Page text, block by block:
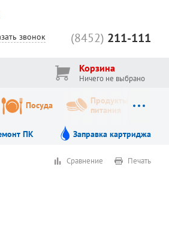
(8452) 211-111
звонок
Корзина
Ничего не выбрано
Посуда
Продукты
питания
ПК Заправка картриджа
Сравнение Печать